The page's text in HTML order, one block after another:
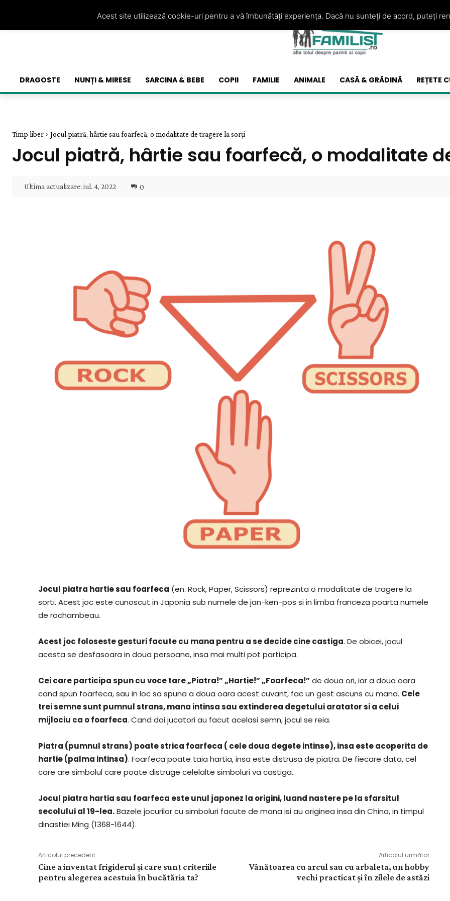
DRAGOSTE NUNȚI & MIRESE SARCINA & BEBE COPII FAMILIE ANIMALE CASĂ & GRĂDINĂ REȚETE
Timp liber Jocul piatră, hârtie sau foarfecă, o modalitate de tragere la sorți
Jocul piatră, hârtie sau foarfecă, o modalitate
Ultima actualizare: iul. 4, 2022 0
Jocul piatra hartie sau foarfeca (en. Rock, Paper, Scissors) reprezinta o modalitate de tragere la
sorti. Acest joc este cunoscut in Japonia sub numele de jan-ken-pos si in limba franceza poarta numele
de rochambeau.
Acest joc foloseste gesturi facute cu mana pentru a se decide cine castiga. De obicei, jocul
acesta se desfasoara in doua persoane, insa mai multi pot participa.
Cei care participa spun cu voce tare „Piatra!” „Hartie!” „Foarfeca!”de doua ori, iar a doua oara
cand spun foarfeca, sau in loc sa spuna a doua oara acest cuvant, fac un gest ascuns cu mana. Cele
trei semne sunt pumnul strans, mana intinsa sau extinderea degetului aratator si a celui
mijlociu ca o foarfeca. Cand doi jucatori au facut acelasi semn, jocul se reia.
Piatra (pumnul strans) poate strica foarfeca ( cele doua degete intinse), insa este acoperita de
hartie (palma intinsa). Foarfeca poate taia hartia, insa este distrusa de piatra. De fiecare data, cel
care are simbolul care poate distruge celelalte simboluri va castiga.
Jocul piatra hartia sau foarfeca este unul japonez la origini, luand nastere pe la sfarsitul
secolului al 19-lea.Bazele jocurilor cu simboluri facute de mana isi au originea insa din China, in timpul
dinastiei Ming (1368-1644).
Articolul precedent
Cine a inventat frigiderul și care sunt criteriile
pentru alegerea acestuia în bucătăria ta?
Articolul următor
Vânătoarea cu arcul sau cu arbaleta, un hobby
vechi practicat și în zilele de astăzi
Acest site utilizează cookie-uri pentru a vă îmbunătăți experiența. Dacă nu sunteți de acord, puteți